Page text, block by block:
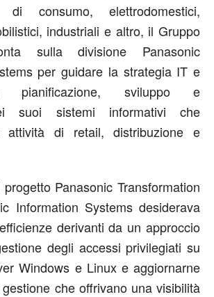
di consumo, elettrodomestici,
industriali e altro, il Gruppo
sulla divisione Panasonic
per guidare la strategia IT e
pianificazione, sviluppo e
suoi sistemi informativi che
attività di retail, distribuzione e
progetto Panasonic Transformation
Information Systems desiderava
derivanti da un approccio
degli accessi privilegiati su
Windows e Linux e aggiornarne
che offrivano una visibilità